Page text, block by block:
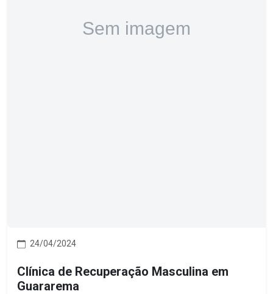
24/04/2024
Clínica de Recuperação Masculina em
Guararema